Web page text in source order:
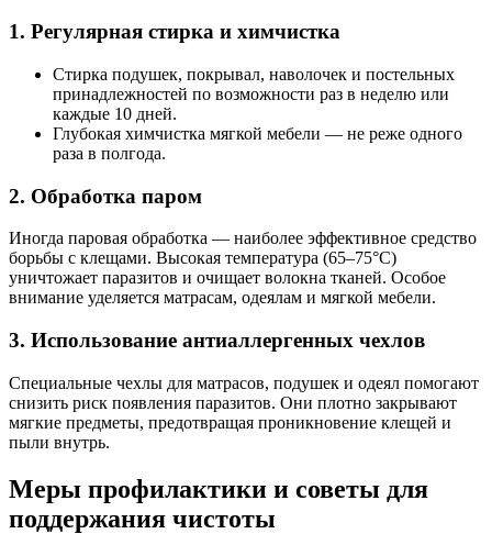
1. Регулярная стирка и химчистка
Стирка подушек, покрывал, наволочек и постельных
принадлежностей по возможности раз в неделю или
каждые 10 дней.
Глубокая химчистка мягкой мебели — не реже одного
раза в полгода.
2. Обработка паром
Иногда паровая обработка — наиболее эффективное средство
борьбы с клещами. Высокая температура (65–75°C)
уничтожает паразитов и очищает волокна тканей. Особое
внимание уделяется матрасам, одеялам и мягкой мебели.
3. Использование антиаллергенных чехлов
Специальные чехлы для матрасов, подушек и одеял помогают
снизить риск появления паразитов. Они плотно закрывают
мягкие предметы, предотвращая проникновение клещей и
пыли внутрь.
Меры профилактики и советы для
поддержания чистоты